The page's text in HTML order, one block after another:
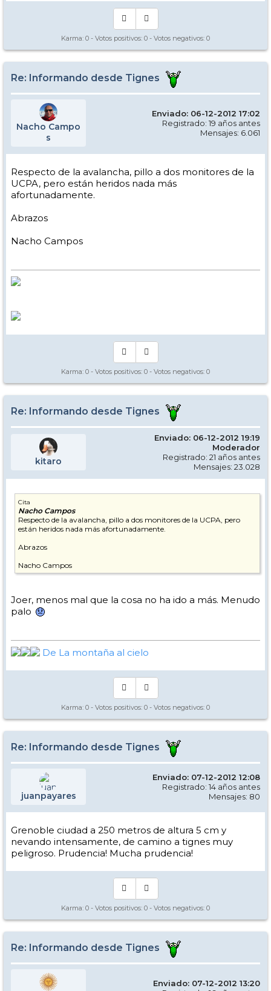
Karma: 0 - Votos positivos: 0 - Votos negativos: 0
Re: Informando desde Tignes
Nacho Campo
s
Enviado: 06-12-2012 17:02
Registrado: 19 años antes
Mensajes: 6.061
Respecto de la avalancha, pillo a dos monitores de la
UCPA, pero están heridos nada más
afortunadamente.
Abrazos
Nacho Campos
Karma: 0 - Votos positivos: 0 - Votos negativos: 0
Re: Informando desde Tignes
kitaro
Enviado: 06-12-2012 19:19
Moderador
Registrado: 21 años antes
Mensajes: 23.028
Cita
Nacho Campos
Respecto de la avalancha, pillo a dos monitores de la UCPA, pero
están heridos nada más afortunadamente.
Abrazos
Nacho Campos
Joer, menos mal que la cosa no ha ido a más. Menudo
palo
De La montaña al cielo
Karma: 0 - Votos positivos: 0 - Votos negativos: 0
Re: Informando desde Tignes
juanpayares
Enviado: 07-12-2012 12:08
Registrado: 14 años antes
Mensajes: 80
Grenoble ciudad a 250 metros de altura 5 cm y
nevando intensamente, de camino a tignes muy
peligroso. Prudencia! Mucha prudencia!
Karma: 0 - Votos positivos: 0 - Votos negativos: 0
Re: Informando desde Tignes
Enviado: 07-12-2012 13:20